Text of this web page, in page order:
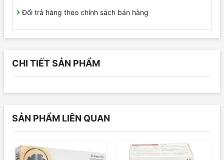
Đổi trả hàng theo chính sách bán hàng
CHI TIẾT SẢN PHẨM
SẢN PHẨM LIÊN QUAN